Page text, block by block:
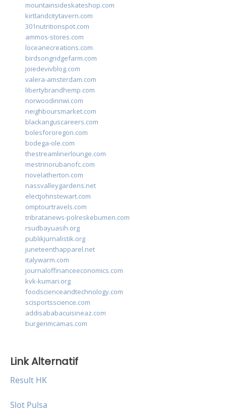
mountainsideskateshop.com
kirtlandcitytavern.com
301nutritionspot.com
ammos-stores.com
loceanecreations.com
birdsongridgefarm.com
joiedevivblog.com
valera-amsterdam.com
libertybrandhemp.com
norwoodinnwi.com
neighboursmarket.com
blackanguscareers.com
bolesfororegon.com
bodega-ole.com
thestreamlinerlounge.com
mestrinorubanofc.com
novelatherton.com
nassvalleygardens.net
electjohnstewart.com
omptourtravels.com
tribratanews-polreskebumen.com
rsudbayuasih.org
publikjurnalistik.org
juneteenthapparel.net
italywarm.com
journaloffinanceeconomics.com
kvk-kumari.org
foodscienceandtechnology.com
scisportsscience.com
addisababacuisineaz.com
burgerimcamas.com
Link Alternatif
Result HK
Slot Pulsa